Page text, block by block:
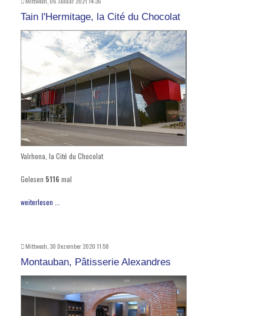
Tain l'Hermitage, la Cité du Chocolat
Valrhona, la Cité du Chocolat
Gelesen 5116 mal
weiterlesen ...
Mittwoch, 30 Dezember 2020 11:58
Montauban, Pâtisserie Alexandres